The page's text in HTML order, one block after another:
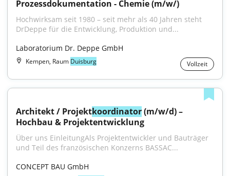
Prozessdokumentation - Chemie (m/w/)
Hochwirksam seit 1980 – seit mehr als 40 Jahren steht
DrDeppe für die Entwicklung, Produktion und...
Laboratorium Dr. Deppe GmbH
Kempen, Raum Duisburg Vollzeit
Architekt / Projekt­koordinator (m/w/d) –
Hochbau & Projekt­entwicklung
Über uns EinleitungAls Projektentwickler und Bauträger
und Teil des französischen Konzerns BASSAC...
CONCEPT BAU GmbH